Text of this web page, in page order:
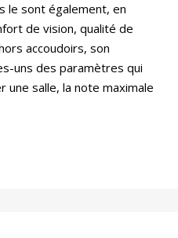
le sont également, en
de vision, qualité de
accoudoirs, son
uns des paramètres qui
salle, la note maximale